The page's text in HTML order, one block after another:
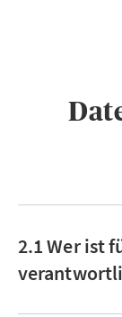
2.1 Wer ist